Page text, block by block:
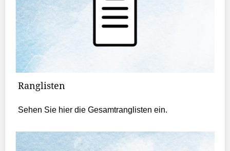
Ranglisten
Sehen Sie hier die Gesamtranglisten ein.